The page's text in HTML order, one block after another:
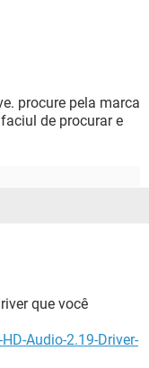
procure pela marca
de procurar e
que você
Audio-2.19-Driver-